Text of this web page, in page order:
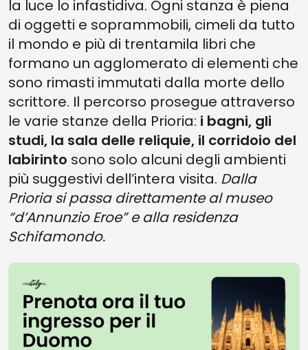
la luce lo infastidiva. Ogni stanza è piena
di oggetti e soprammobili, cimeli da tutto
il mondo e più di trentamila libri che
formano un agglomerato di elementi che
sono rimasti immutati dalla morte dello
scrittore. Il percorso prosegue attraverso
le varie stanze della Prioria: i bagni, gli
studi, la sala delle reliquie, il corridoio del
labirinto sono solo alcuni degli ambienti
più suggestivi dell’intera visita. Dalla
Prioria si passa direttamente al museo
“d’Annunzio Eroe” e alla residenza
Schifamondo.